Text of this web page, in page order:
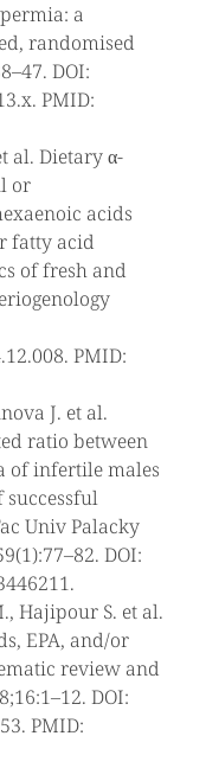
a
randomised
DOI:
PMID:
al. Dietary α-
or
acids
fatty acid
of fresh and
PMID:
J. et al.
ratio between
of infertile males
successful
Univ Palacky
DOI:
Hajipour S. et al.
EPA, and/or
review and
DOI:
PMID: